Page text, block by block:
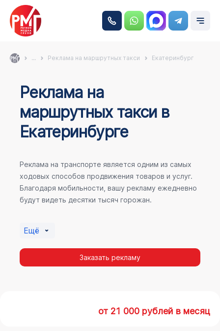
... Реклама на маршрутных такси Екатеринбург
Реклама на
маршрутных такси в
Екатеринбурге
Реклама на транспорте является одним из самых
ходовых способов продвижения товаров и услуг.
Благодаря мобильности, вашу рекламу ежедневно
будут видеть десятки тысяч горожан.
Ещё
Заказать рекламу
от 21 000 рублей в месяц